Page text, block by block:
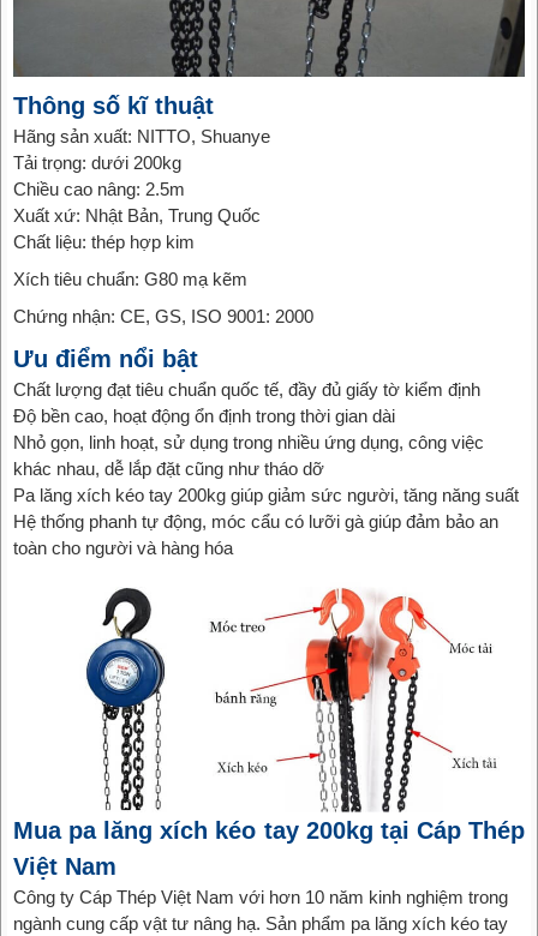
Thông số kĩ thuật
Hãng sản xuất: NITTO, Shuanye
Tải trọng: dưới 200kg
Chiều cao nâng: 2.5m
Xuất xứ: Nhật Bản, Trung Quốc
Chất liệu: thép hợp kim
Xích tiêu chuẩn: G80 mạ kẽm
Chứng nhận: CE, GS, ISO 9001: 2000
Ưu điểm nổi bật
Chất lượng đạt tiêu chuẩn quốc tế, đầy đủ giấy tờ kiểm định
Độ bền cao, hoạt động ổn định trong thời gian dài
Nhỏ gọn, linh hoạt, sử dụng trong nhiều ứng dụng, công việc
khác nhau, dễ lắp đặt cũng như tháo dỡ
Pa lăng xích kéo tay 200kg giúp giảm sức người, tăng năng suất
Hệ thống phanh tự động, móc cẩu có lưỡi gà giúp đảm bảo an
toàn cho người và hàng hóa
Mua pa lăng xích kéo tay 200kg tại Cáp Thép
Việt Nam
Công ty Cáp Thép Việt Nam với hơn 10 năm kinh nghiệm trong
ngành cung cấp vật tư nâng hạ. Sản phẩm pa lăng xích kéo tay